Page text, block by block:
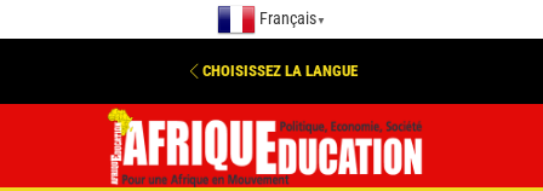
Français ▼
CHOISISSEZ LA LANGUE